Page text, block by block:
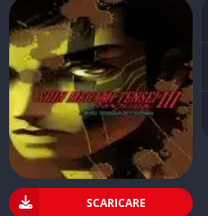
SCARICARE